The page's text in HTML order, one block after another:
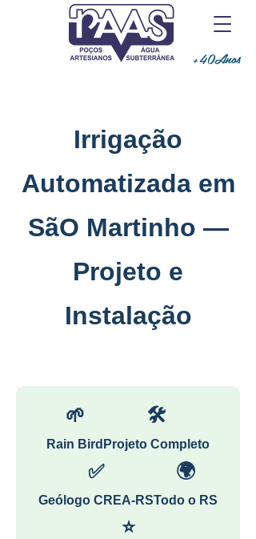
+40Anos
Irrigação
Automatizada em
SãO Martinho —
Projeto e
Instalação
🌱
Rain Bird
🛠
Projeto Completo
✅
Geólogo CREA-RS
🌍
Todo o RS
⭐